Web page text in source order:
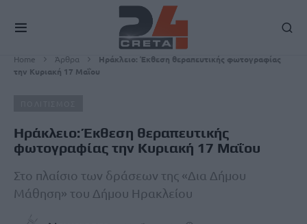
Home Άρθρα
Ηράκλειο: Έκθεση θεραπευτικής φωτογραφίας
την Κυριακή 17 Μαΐου
Ηράκλειο: Έκθεση θεραπευτικής
φωτογραφίας την Κυριακή 17 Μαΐου
Στο πλαίσιο των δράσεων της «Δια Δήμου
Μάθηση» του Δήμου Ηρακλείου